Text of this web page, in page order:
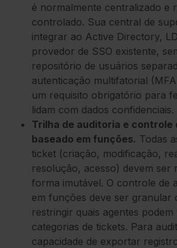
é normalmente centralizado e
controlado. Sua central de
integrar ao Active Directory,
provedor de SSO existente,
repositório de usuários
autenticação multifatorial
um requisito obrigatório para
lidam com dados confidenciais.
Trilha de auditoria e controle
baseado em funções. Todas
ticket (criação, modificação,
resolução, acesso) devem ser
forma imutável. O controle de
em funções deve ser granular
restringir quais agentes podem
categorias de tickets. Para
capacidade de exportar